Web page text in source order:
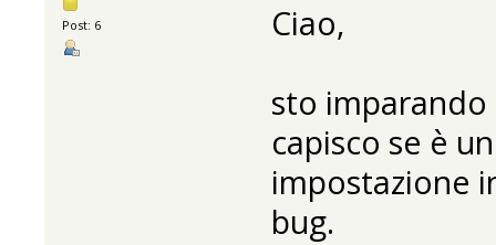
Post: 6
Ciao,
sto imparando
capisco se è
impostazione
bug.